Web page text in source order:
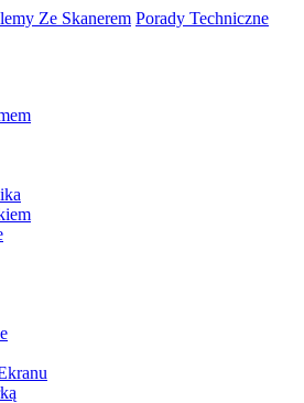
Ze Skanerem Porady Techniczne